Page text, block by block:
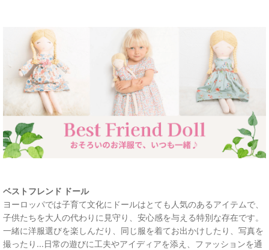
ベストフレンド ドール
ヨーロッパでは子育て文化にドールはとても人気のあるアイテムで、
子供たちを大人の代わりに見守り、安心感を与える特別な存在です。
一緒に洋服選びを楽しんだり、同じ服を着てお出かけしたり、写真を
撮ったり...日常の遊びに工夫やアイディアを添え、ファッションを通